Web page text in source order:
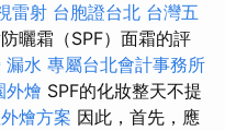
雷射 台胞證台北 台灣五
曬霜（SPF）面霜的評
漏水 專屬台北會計事務所
外燴 SPF的化妝整天不提
燴方案 因此，首先，應